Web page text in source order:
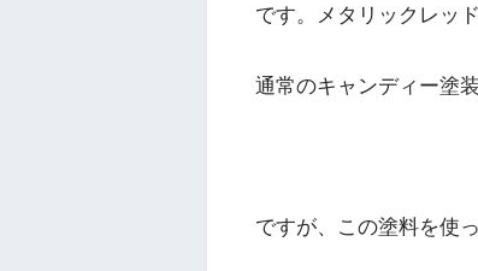
です。メタリックレッ
通常のキャンディー塗
ですが、この塗料を使っ